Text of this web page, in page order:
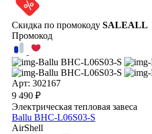
Скидка по промокоду SALEALL
Промокод
Арт: 302167
9 490 ₽
Электрическая тепловая завеса
Ballu BHC-L06S03-S
AirShell